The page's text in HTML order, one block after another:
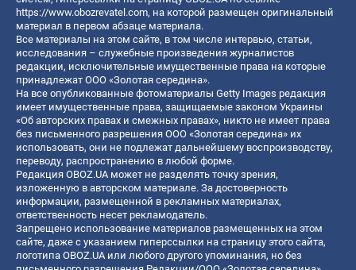
https://www.obozrevatel.com, на которой размещен оригинальный
материал в первом абзаце материала.
Все материалы на этом сайте, в том числе интервью, статьи,
исследования – служебные произведения журналистов
редакции, исключительные имущественные права на которые
принадлежат ООО «Золотая середина».
На все опубликованные фотоматериалы Getty Images редакция
имеет имущественные права, защищаемые законом Украины
«Об авторских правах и смежных правах», никто не имеет права
без письменного разрешения ООО «Золотая середина» их
использовать, они не подлежат дальнейшему воспроизводству,
переводу, распространению в любой форме.
Редакция OBOZ.UA может не разделять точку зрения,
изложенную в авторском материале. За достоверность
информации, размещенной в рекламных материалах,
ответственность несет рекламодатель.
Запрещено использование материалов размещенных на этом
сайте, даже с указанием гиперссылки на страницу этого сайта,
логотипа OBOZ.UA или любого другого упоминания, но без